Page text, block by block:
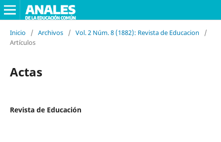
Inicio / Archivos / Vol. 2 Núm. 8 (1882): Revista de Educacion
/
Artículos
Actas
Revista de Educación